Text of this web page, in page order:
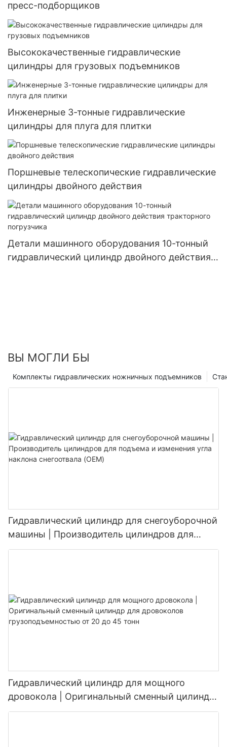
пресс-подборщиков
Высококачественные гидравлические
цилиндры для грузовых подъемников
Инженерные 3-тонные гидравлические
цилиндры для плуга для плитки
Поршневые телескопические гидравлические
цилиндры двойного действия
Детали машинного оборудования 10-тонный
гидравлический цилиндр двойного действия
ВЫ МОГЛИ БЫ
Комплекты гидравлических ножничных подъемников
Гидравлический цилиндр для снегоуборочной
машины | Производитель цилиндров для
подъема и изменения угла наклона
Гидравлический цилиндр для мощного
дровокола | Оригинальный сменный цилиндр
для дровоколов грузоподъемностью от 20 до